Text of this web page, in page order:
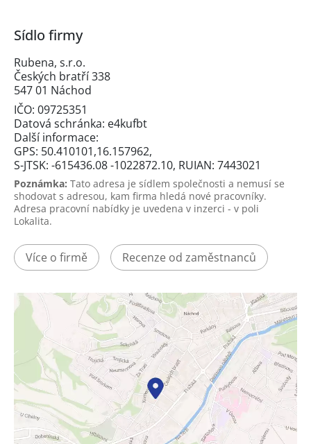
Sídlo firmy
Rubena, s.r.o.
Českých bratří 338
547 01 Náchod
IČO: 09725351
Datová schránka: e4kufbt
Další informace:
GPS: 50.410101,16.157962,
S-JTSK: -615436.08 -1022872.10, RUIAN: 7443021
Poznámka: Tato adresa je sídlem společnosti a nemusí se
shodovat s adresou, kam firma hledá nové pracovníky.
Adresa pracovní nabídky je uvedena v inzerci - v poli
Lokalita.
Více o firmě Recenze od zaměstnanců